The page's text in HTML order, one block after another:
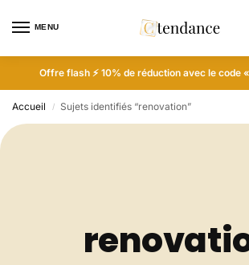
MENU
Offre flash ⚡ 10% de réduction avec le code
Accueil / Sujets identifiés “renovation”